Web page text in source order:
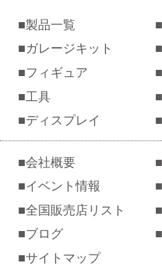
製品一覧
ガレージキット
フィギュア
工具
ディスプレイ
会社概要
イベント情報
全国販売店リスト
ブログ
サイトマップ